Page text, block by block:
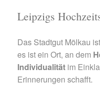
Leipzigs
Das Stadtgut Mölkau
es ist ein Ort, an dem
Individualität im
Erinnerungen schafft.